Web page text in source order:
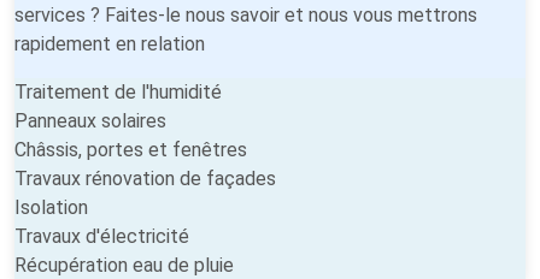
services ? Faites-le nous savoir et nous vous mettrons
rapidement en relation
Traitement de l'humidité
Panneaux solaires
Châssis, portes et fenêtres
Travaux rénovation de façades
Isolation
Travaux d'électricité
Récupération eau de pluie